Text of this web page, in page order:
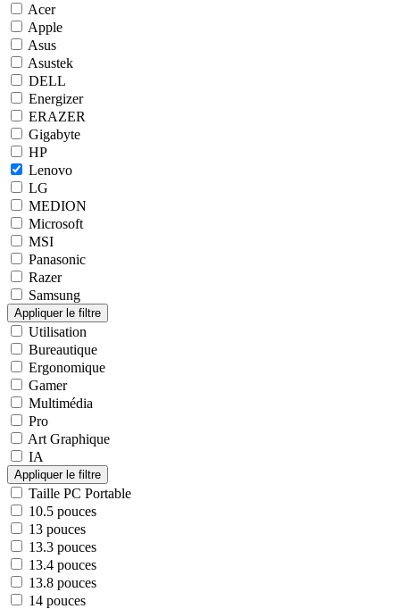
Acer
Apple
Asus
Asustek
DELL
Energizer
ERAZER
Gigabyte
HP
Lenovo
LG
MEDION
Microsoft
MSI
Panasonic
Razer
Samsung
Utilisation
Bureautique
Ergonomique
Gamer
Multimédia
Pro
Art Graphique
IA
Taille PC Portable
10.5 pouces
13 pouces
13.3 pouces
13.4 pouces
13.8 pouces
14 pouces